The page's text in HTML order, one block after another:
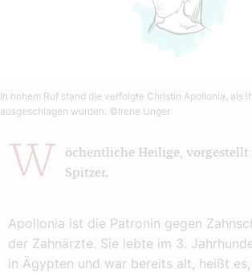
In hohem Ruf stand die verfolgte Christin Apollonia, als
ausgeschlagen wurden. ©Irene Unger
W
öchentliche Heilige, vorgestellt
Spitzer.
Apollonia ist die Patronin gegen
der Zahnärzte. Sie lebte im 3.
in Ägypten und war bereits alt, heißt